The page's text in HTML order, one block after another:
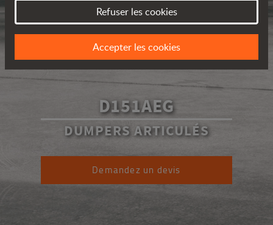
D151AEG
DUMPERS ARTICULÉS
Demandez un devis
Refuser les cookies
Accepter les cookies